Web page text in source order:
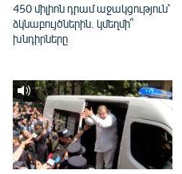
450 միլիոն դրամ աջակցություն՝
ձկնաբույծներին. կմեղմի՞
խնդիրները